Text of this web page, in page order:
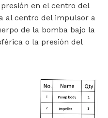
en el centro del
al centro del impulsor a
de la bomba bajo la
o la presión del